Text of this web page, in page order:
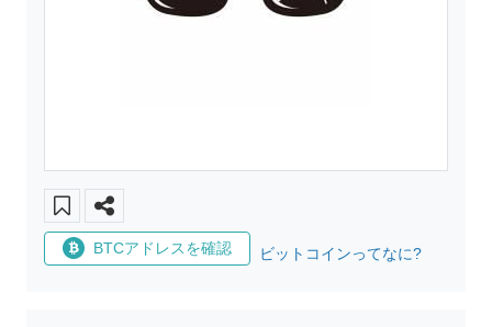
BTCアドレスを確認 ビットコインってなに?